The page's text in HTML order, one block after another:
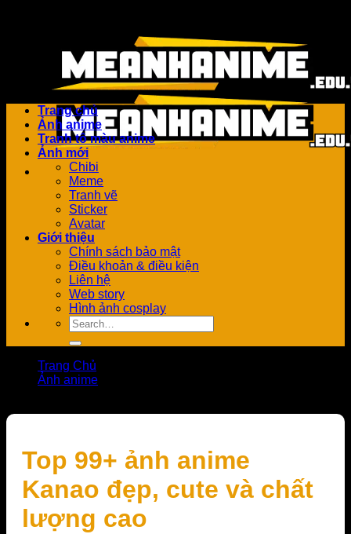
Trang chủ
Ảnh anime
Tranh tô màu anime
Ảnh mới
Chibi
Meme
Tranh vẽ
Sticker
Avatar
Giới thiệu
Chính sách bảo mật
Điều khoản & điều kiện
Liên hệ
Web story
Hình ảnh cosplay
Trang Chủ
Ảnh anime
Top 99+ ảnh anime
Kanao đẹp, cute và chất
lượng cao